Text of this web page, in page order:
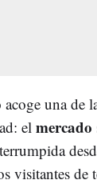
acoge una de
el mercado
visitantes de